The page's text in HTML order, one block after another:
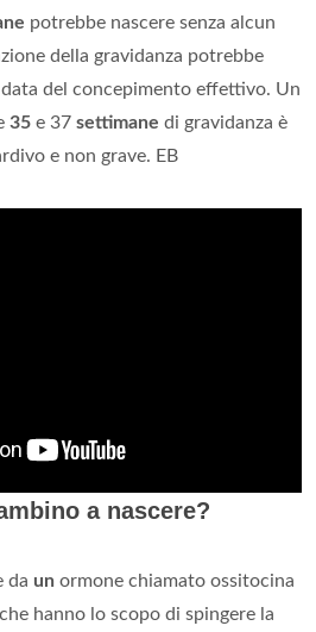
potrebbe nascere senza alcun
della gravidanza potrebbe
del concepimento effettivo. Un
35 e 37 settimane di gravidanza è
e non grave. EB
a nascere?
da un ormone chiamato ossitocina
hanno lo scopo di spingere la